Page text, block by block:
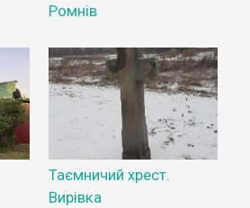
Ромнів
Таємничий хрест.
Вирівка